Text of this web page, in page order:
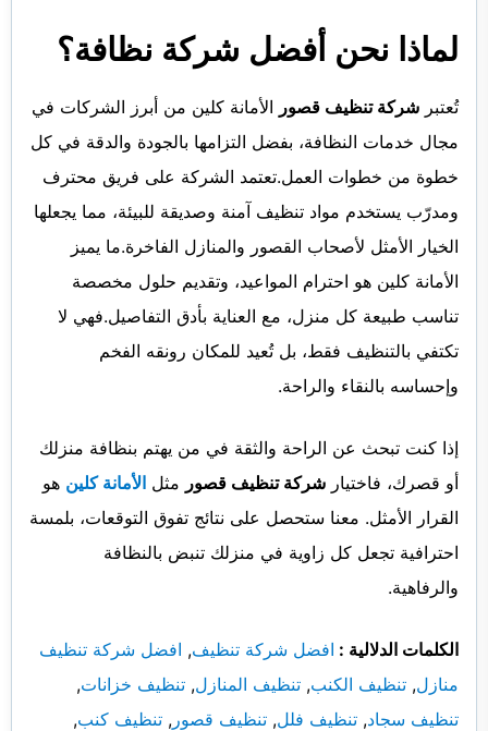
لماذا نحن أفضل شركة نظافة؟
تُعتبر شركة تنظيف قصور الأمانة كلين من أبرز الشركات في
مجال خدمات النظافة، بفضل التزامها بالجودة والدقة في كل
خطوة من خطوات العمل.تعتمد الشركة على فريق محترف
ومدرّب يستخدم مواد تنظيف آمنة وصديقة للبيئة، مما يجعلها
الخيار الأمثل لأصحاب القصور والمنازل الفاخرة.ما يميز
الأمانة كلين هو احترام المواعيد، وتقديم حلول مخصصة
تناسب طبيعة كل منزل، مع العناية بأدق التفاصيل.فهي لا
تكتفي بالتنظيف فقط، بل تُعيد للمكان رونقه الفخم
وإحساسه بالنقاء والراحة.
إذا كنت تبحث عن الراحة والثقة في من يهتم بنظافة منزلك
أو قصرك، فاختيار شركة تنظيف قصور مثل الأمانة كلين هو
القرار الأمثل. معنا ستحصل على نتائج تفوق التوقعات، بلمسة
احترافية تجعل كل زاوية في منزلك تنبض بالنظافة
والرفاهية.
الكلمات الدلالية : افضل شركة تنظيف, افضل شركة تنظيف
منازل, تنظيف الكنب, تنظيف المنازل, تنظيف خزانات,
تنظيف سجاد, تنظيف فلل, تنظيف قصور , تنظيف كنب,